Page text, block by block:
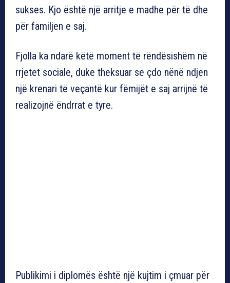
sukses. Kjo është një arritje e madhe për të dhe
për familjen e saj.
Fjolla ka ndarë këtë moment të rëndësishëm në
rrjetet sociale, duke theksuar se çdo nënë ndjen
një krenari të veçantë kur fëmijët e saj arrijnë të
realizojnë ëndrrat e tyre.
Publikimi i diplomës është një kujtim i çmuar për